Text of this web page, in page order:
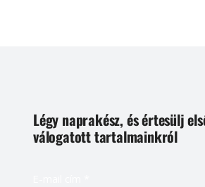
Légy naprakész, és értesülj
válogatott tartalmainkról